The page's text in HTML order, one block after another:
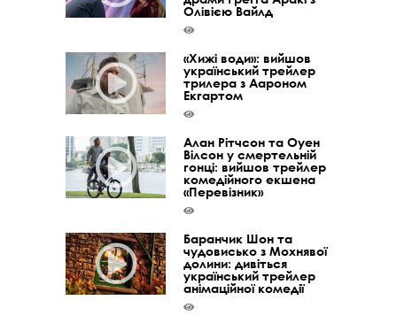
Олівією Вайлд
«Хижі води»: вийшов
український трейлер
трилера з Аароном
Екгартом
Алан Рітчсон та Оуен
Вілсон у смертельній
гонці: вийшов трейлер
комедійного екшена
«Перевізник»
Баранчик Шон та
чудовисько з Мохнявої
долини: дивіться
український трейлер
анімаційної комедії